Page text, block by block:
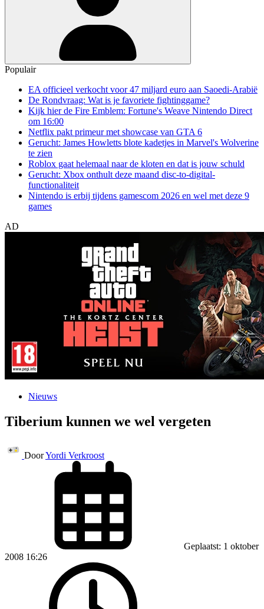
Populair
EA officieel verkocht voor 47 miljard euro aan Saoedi-Arabië
De Rondvraag: Wat is je favoriete fightinggame?
Kijk hier de Fire Emblem: Fortune's Weave Nintendo Direct
om 16:00
Netflix pakt primeur met showcase van GTA 6
Gerucht: James Howletts blote kadetjes in Marvel's Wolverine
te zien
Roblox gaat helemaal naar de kloten en dat is jouw schuld
Gerucht: Xbox onthult deze maand disc-to-digital-
functionaliteit
Nintendo is erbij tijdens gamescom 2026 en wel met deze 9
games
AD
Nieuws
Tiberium kunnen we wel vergeten
DoorYordi Verkroost
Geplaatst: 1 oktober
2008 16:26